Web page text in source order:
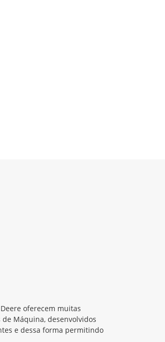
oferecem muitas
Máquina, desenvolvidos
e dessa forma permitindo